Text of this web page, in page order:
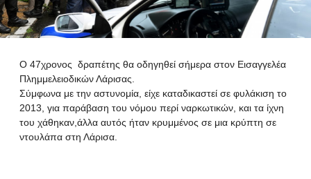
Ο 47χρονος δραπέτης θα οδηγηθεί σήμερα στον Εισαγγελέα
Πλημμελειοδικών Λάρισας.
Σύμφωνα με την αστυνομία, είχε καταδικαστεί σε φυλάκιση το
2013, για παράβαση του νόμου περί ναρκωτικών, και τα ίχνη
του χάθηκαν,άλλα αυτός ήταν κρυμμένος σε μια κρύπτη σε
ντουλάπα στη Λάρισα.